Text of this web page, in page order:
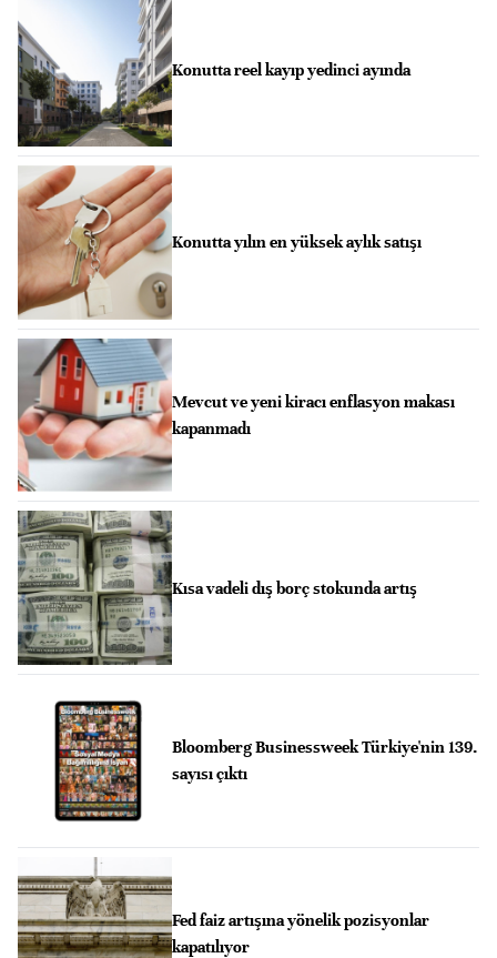
Konutta reel kayıp yedinci ayında
Konutta yılın en yüksek aylık satışı
Mevcut ve yeni kiracı enflasyon makası
kapanmadı
Kısa vadeli dış borç stokunda artış
Bloomberg Businessweek Türkiye'nin 139.
sayısı çıktı
Fed faiz artışına yönelik pozisyonlar
kapatılıyor